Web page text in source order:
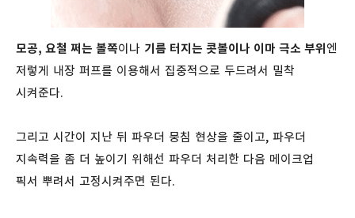
모공, 요철 쩌는 볼쪽이나 기름 터지는 콧볼이나 이마 극소 부위엔
저렇게 내장 퍼프를 이용해서 집중적으로 두드려서 밀착
시켜준다.
그리고 시간이 지난 뒤 파우더 뭉침 현상을 줄이고, 파우더
지속력을 좀 더 높이기 위해선 파우더 처리한 다음 메이크업
픽서 뿌려서 고정시켜주면 된다.